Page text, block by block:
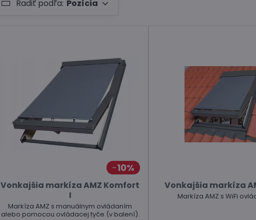
Radiť podľa: Pozícia
10%
Vonkajšia markíza AMZ Komfort
I
Markíza AMZ s manuálnym ovládaním
alebo pomocou ovládacej tyče (v balení).
Vonkajšia markíza
Markíza AMZ s WiFi